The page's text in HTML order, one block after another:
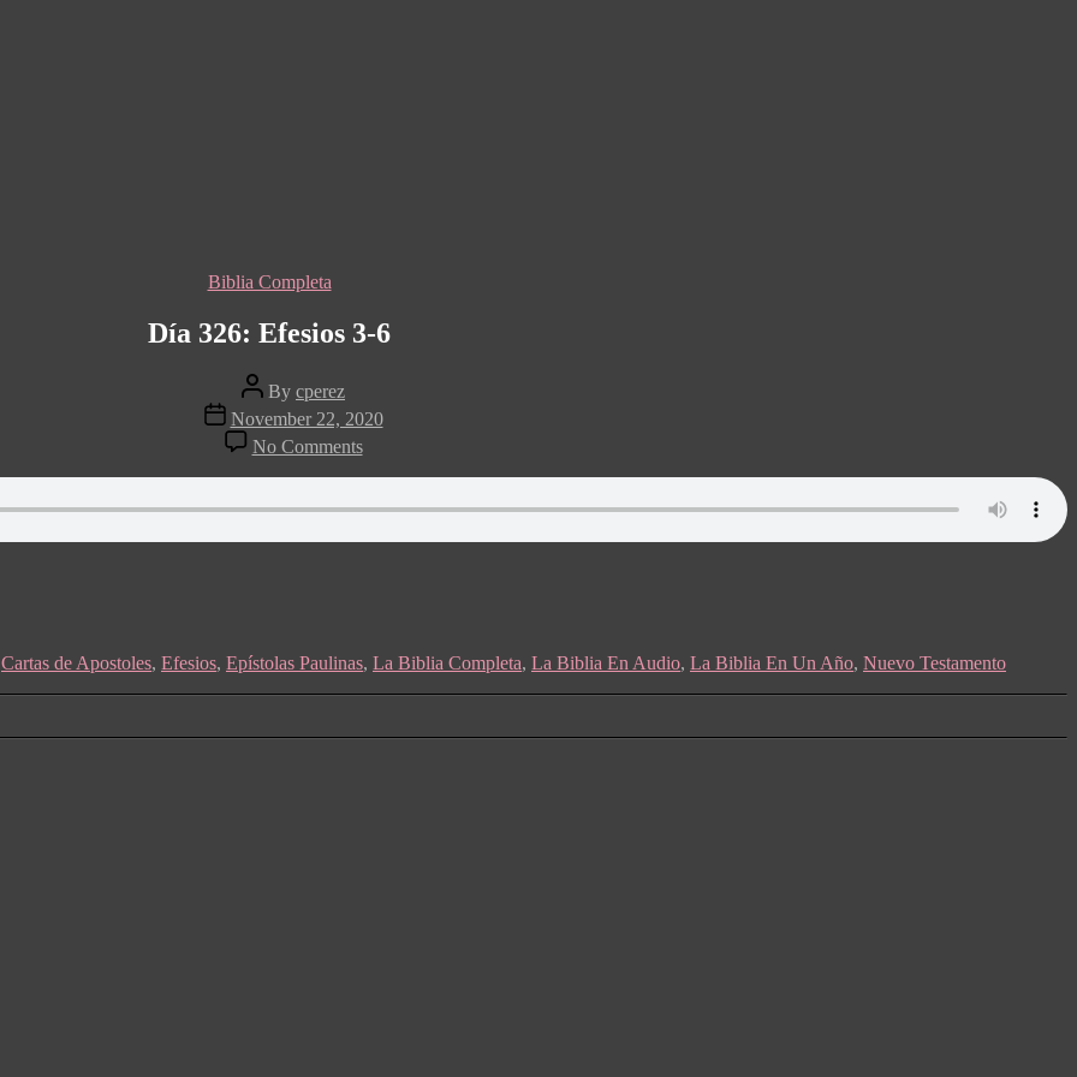
Categories
Biblia Completa
Día 326: Efesios 3-6
Post
author
By cperez
Post
date
November 22, 2020
No Commentson
Día
326:
Efesios
6
Cartas de Apostoles, Efesios, Epístolas Paulinas, La Biblia Completa, La Biblia En Audio, La Biblia En Un Año, Nuevo Testamento